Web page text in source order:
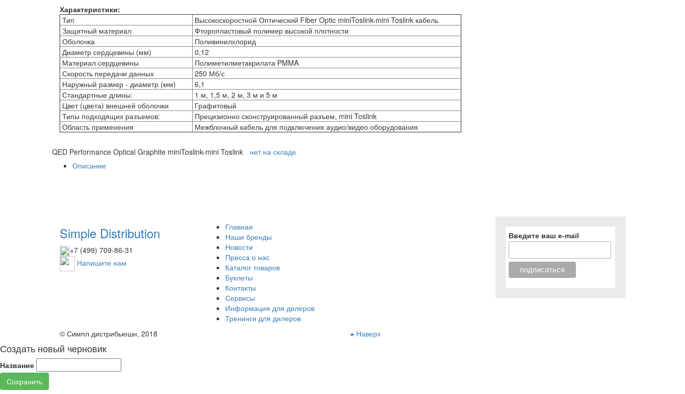
Характеристики:
Тип
Высокоскоростной Оптический Fiber Optic miniToslink-mini Toslink кабель
Защитный материал
Фторопластовый полимер высокой плотности
Оболочка
Поливинилхлорид
Диаметр сердцевины (мм)
0,12
Материал сердцевины
Полиметилметакрилата PMMA
Скорость передачи данных
250 Мб/с
Наружный размер - диаметр (мм)
6,1
Стандартные длины:
1 м, 1,5 м, 2 м, 3 м и 5 м
Цвет (цвета) внешней оболочки
Графитовый
Типы подходящих разъемов:
Прецизионно сконструированный разъем, mini Toslink
Область применения
Межблочный кабель для подключения аудио/видео оборудования
QED Performance Optical Graphite miniToslink-mini Toslink
нет на складе
Описание
Главная
Наши бренды
Новости
Пресса о нас
Каталог товаров
Буклеты
Контакты
Сервисы
Информация для дилеров
Тренинги для дилеров
Введите ваш e-mail
Simple Distribution
+7 (499) 709-86-31
Напишите нам
© Симпл дистрибьюшн, 2018 Наверх
Создать новый черновик
Название
Сохранить